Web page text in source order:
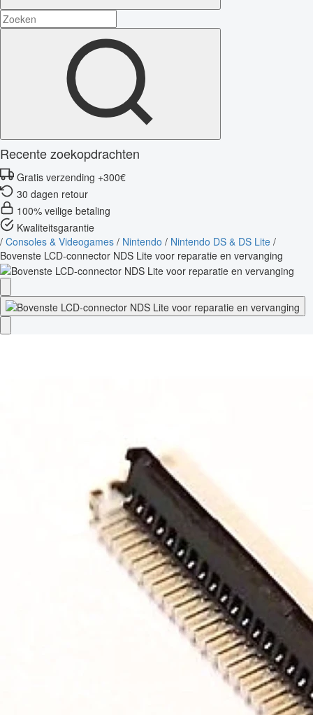
Recente zoekopdrachten
Gratis verzending +300€
30 dagen retour
100% veilige betaling
Kwaliteitsgarantie
/ Consoles & Videogames / Nintendo / Nintendo DS & DS Lite /
Bovenste LCD-connector NDS Lite voor reparatie en vervanging